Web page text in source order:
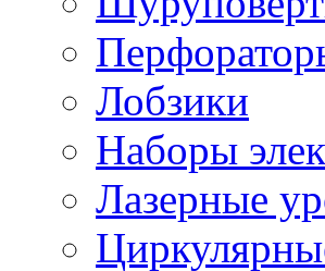
Лобзики
Наборы
Лазерные